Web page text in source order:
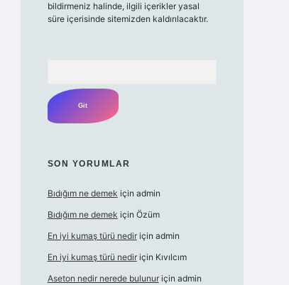
bildirmeniz halinde, ilgili içerikler yasal
süre içerisinde sitemizden kaldırılacaktır.
SON YORUMLAR
Bıdığım ne demek için admin
Bıdığım ne demek için Özüm
En iyi kumaş türü nediriçin admin
En iyi kumaş türü nediriçin Kıvılcım
Aseton nedir nerede bulunuriçin admin